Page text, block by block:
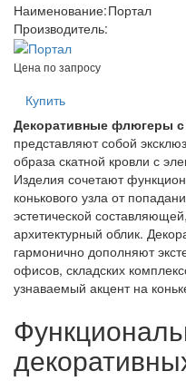
Наименование:Портал
Производитель:
Цена по запросу
Купить
Декоративные флюгеры с
представляют собой
образа скатной кровли с
Изделия сочетают
конькового узла от
эстетической
архитектурный облик.
гармонично дополняют
офисов, складских
узнаваемый акцент на